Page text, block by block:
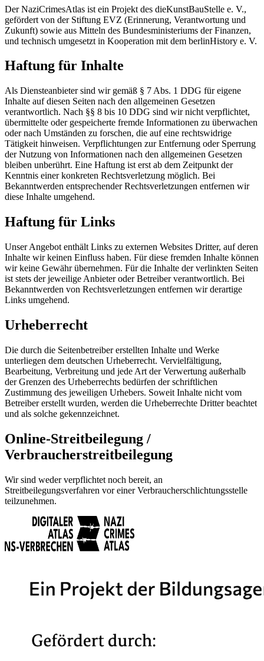
Der NaziCrimesAtlas ist ein Projekt des dieKunstBauStelle e. V.,
gefördert von der Stiftung EVZ (Erinnerung, Verantwortung und
Zukunft) sowie aus Mitteln des Bundesministeriums der Finanzen,
und technisch umgesetzt in Kooperation mit dem berlinHistory e. V.
Haftung für Inhalte
Als Diensteanbieter sind wir gemäß § 7 Abs. 1 DDG für eigene
Inhalte auf diesen Seiten nach den allgemeinen Gesetzen
verantwortlich. Nach §§ 8 bis 10 DDG sind wir nicht verpflichtet,
übermittelte oder gespeicherte fremde Informationen zu überwachen
oder nach Umständen zu forschen, die auf eine rechtswidrige
Tätigkeit hinweisen. Verpflichtungen zur Entfernung oder Sperrung
der Nutzung von Informationen nach den allgemeinen Gesetzen
bleiben unberührt. Eine Haftung ist erst ab dem Zeitpunkt der
Kenntnis einer konkreten Rechtsverletzung möglich. Bei
Bekanntwerden entsprechender Rechtsverletzungen entfernen wir
diese Inhalte umgehend.
Haftung für Links
Unser Angebot enthält Links zu externen Websites Dritter, auf deren
Inhalte wir keinen Einfluss haben. Für diese fremden Inhalte können
wir keine Gewähr übernehmen. Für die Inhalte der verlinkten Seiten
ist stets der jeweilige Anbieter oder Betreiber verantwortlich. Bei
Bekanntwerden von Rechtsverletzungen entfernen wir derartige
Links umgehend.
Urheberrecht
Die durch die Seitenbetreiber erstellten Inhalte und Werke
unterliegen dem deutschen Urheberrecht. Vervielfältigung,
Bearbeitung, Verbreitung und jede Art der Verwertung außerhalb
der Grenzen des Urheberrechts bedürfen der schriftlichen
Zustimmung des jeweiligen Urhebers. Soweit Inhalte nicht vom
Betreiber erstellt wurden, werden die Urheberrechte Dritter beachtet
und als solche gekennzeichnet.
Online-Streitbeilegung /
Verbraucherstreitbeilegung
Wir sind weder verpflichtet noch bereit, an
Streitbeilegungsverfahren vor einer Verbraucherschlichtungsstelle
teilzunehmen.